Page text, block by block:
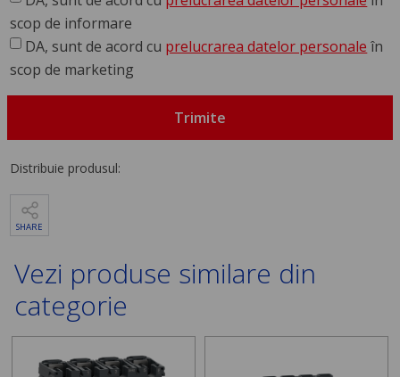
scop de informare
DA, sunt de acord cu prelucrarea datelor personale în
scop de marketing
Trimite
Distribuie produsul:
SHARE
Vezi produse similare din
categorie